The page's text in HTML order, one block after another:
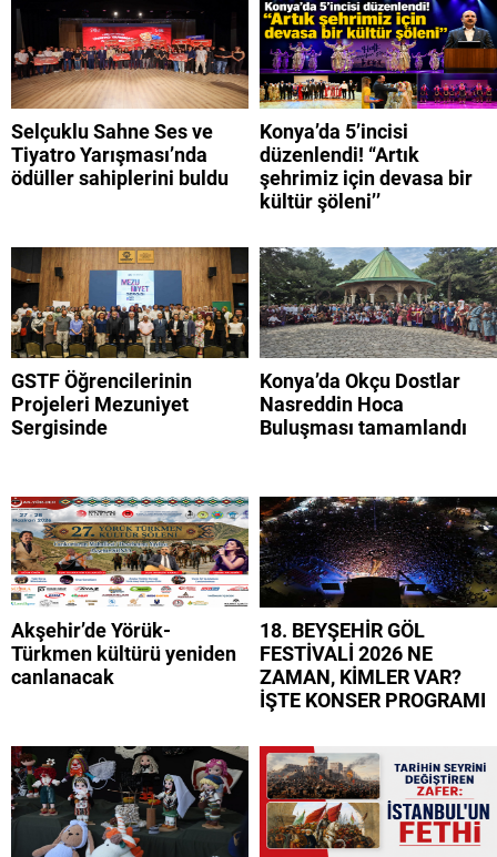
Selçuklu Sahne Ses ve
Tiyatro Yarışması’nda
ödüller sahiplerini buldu
Konya’da 5’incisi
düzenlendi! “Artık
şehrimiz için devasa bir
kültür şöleni’’
GSTF Öğrencilerinin
Projeleri Mezuniyet
Sergisinde
Konya’da Okçu Dostlar
Nasreddin Hoca
Buluşması tamamlandı
Akşehir’de Yörük-
Türkmen kültürü yeniden
canlanacak
18. BEYŞEHİR GÖL
FESTİVALİ 2026 NE
ZAMAN, KİMLER VAR?
İŞTE KONSER PROGRAMI